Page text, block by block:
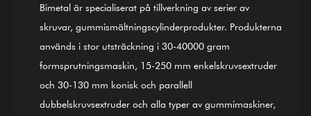
Bimetal är specialiserat på tillverkning av serier av
skruvar, gummismältningscylinderprodukter. Produkterna
används i stor utsträckning i 30-40000 gram
formsprutningsmaskin, 15-250 mm enkelskruvsextruder
och 30-130 mm konisk och parallell
dubbelskruvsextruder och alla typer av gummimaskiner,